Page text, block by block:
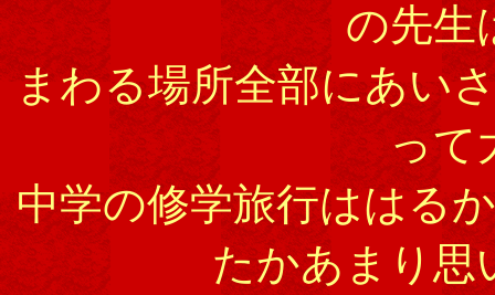
の先生
まわる場所全部にあい
って
中学の修学旅行ははる
たかあまり思